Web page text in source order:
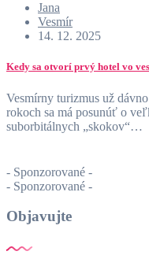
Jana
Vesmír
14. 12. 2025
Kedy sa otvorí prvý hotel vo
Vesmírny turizmus už
rokoch sa má posunúť o
suborbitálnych „skokov“…
- Sponzorované -
- Sponzorované -
Objavujte